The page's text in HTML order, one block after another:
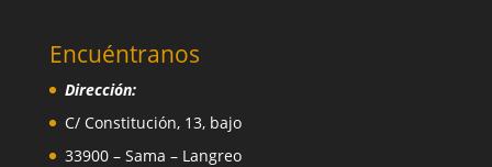
Encuéntranos
Dirección:
C/ Constitución, 13, bajo
33900 – Sama – Langreo